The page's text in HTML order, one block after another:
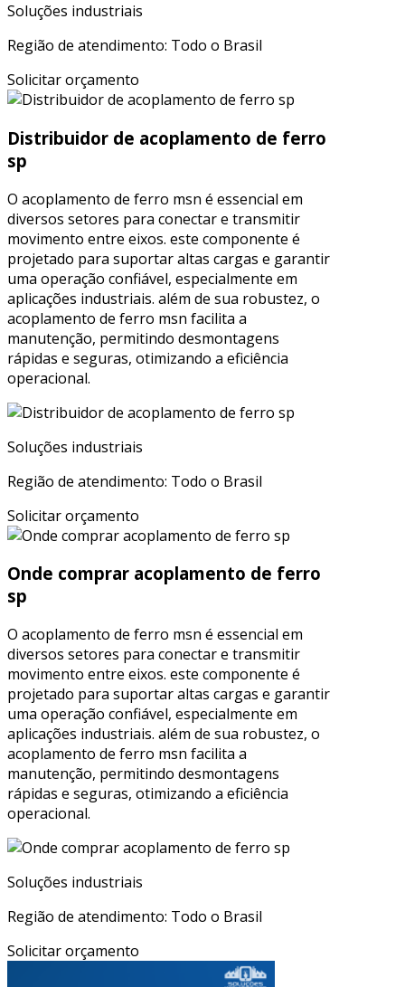
Soluções industriais
Região de atendimento: Todo o Brasil
Solicitar orçamento
Distribuidor de acoplamento de ferro
sp
O acoplamento de ferro msn é essencial em
diversos setores para conectar e transmitir
movimento entre eixos. este componente é
projetado para suportar altas cargas e garantir
uma operação confiável, especialmente em
aplicações industriais. além de sua robustez, o
acoplamento de ferro msn facilita a
manutenção, permitindo desmontagens
rápidas e seguras, otimizando a eficiência
operacional.
Soluções industriais
Região de atendimento: Todo o Brasil
Solicitar orçamento
Onde comprar acoplamento de ferro
sp
O acoplamento de ferro msn é essencial em
diversos setores para conectar e transmitir
movimento entre eixos. este componente é
projetado para suportar altas cargas e garantir
uma operação confiável, especialmente em
aplicações industriais. além de sua robustez, o
acoplamento de ferro msn facilita a
manutenção, permitindo desmontagens
rápidas e seguras, otimizando a eficiência
operacional.
Soluções industriais
Região de atendimento: Todo o Brasil
Solicitar orçamento